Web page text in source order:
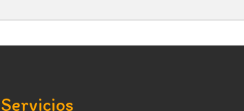
Servicios